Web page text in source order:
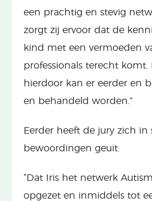
een prachtig en stevig
zorgt zij ervoor dat de
kind met een vermoeden
professionals terecht komt.
hierdoor kan er eerder en
en behandeld worden.”
Eerder heeft de jury zich in
bewoordingen geuit:
“Dat Iris het netwerk
opgezet en inmiddels tot